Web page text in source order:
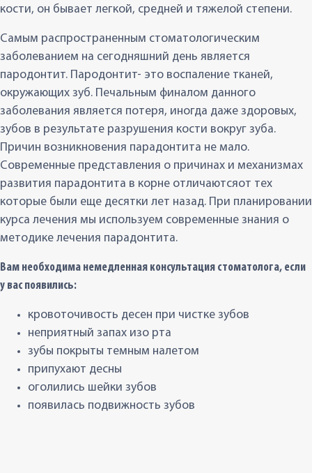
кости, он бывает легкой, средней и тяжелой степени.
Самым распространенным стоматологическим
заболеванием на сегодняшний день является
пародонтит. Пародонтит- это воспаление тканей,
окружающих зуб. Печальным финалом данного
заболевания является потеря, иногда даже здоровых,
зубов в результате разрушения кости вокруг зуба.
Причин возникновения парадонтита не мало.
Современные представления о причинах и механизмах
развития парадонтита в корне отличаютсяот тех
которые были еще десятки лет назад. При планировании
курса лечения мы используем современные знания о
методике лечения парадонтита.
Вам необходима немедленная консультация стоматолога, если
у вас появились:
кровоточивость десен при чистке зубов
неприятный запах изо рта
зубы покрыты темным налетом
припухают десны
оголились шейки зубов
появилась подвижность зубов